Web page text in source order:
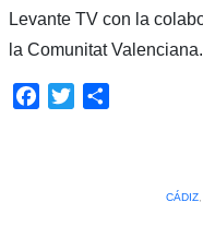
Levante TV con la
la Comunitat Valenciana.
Facebook
Twitter
CÁDIZ,